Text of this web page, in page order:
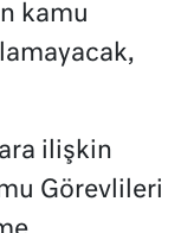
kamu
ilişkin
Görevlileri